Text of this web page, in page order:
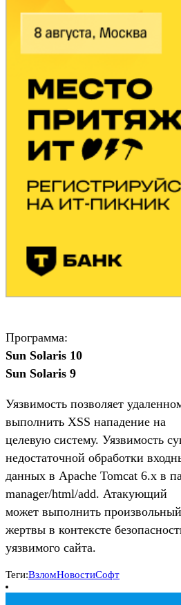
Программа:
Sun Solaris 10
Sun Solaris 9
Уязвимость позволяет
выполнить XSS нападение на
целевую систему. Уязвимость
недостаточной обработки
данных в Apache Tomcat 6.x в
manager/html/add. Атакующий
может выполнить
жертвы в контексте
уязвимого сайта.
Теги:ВзломНовостиСофт